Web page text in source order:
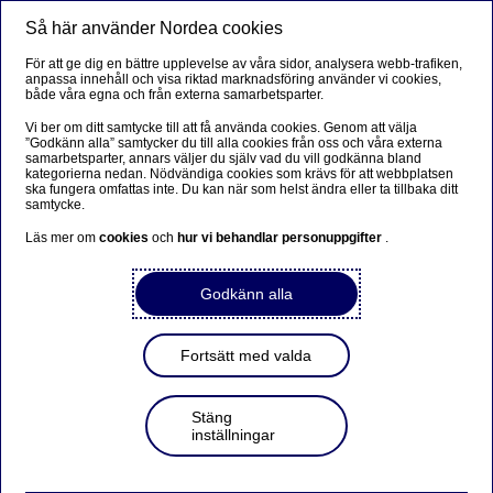
Öppna SparaSmart
Börja spara i SparaSmart
Spara långsiktigt med SparaSmart.
Öppna SparaSmart
Börja pensionsspara
Så här använder Nordea cookies
För att ge dig en bättre upplevelse av våra sidor, analysera webb-trafiken,
anpassa innehåll och visa riktad marknadsföring använder vi cookies,
både våra egna och från externa samarbetsparter.
Vi ber om ditt samtycke till att få använda cookies. Genom att välja
”Godkänn alla” samtycker du till alla cookies från oss och våra externa
samarbetsparter, annars väljer du själv vad du vill godkänna bland
kategorierna nedan. Nödvändiga cookies som krävs för att webbplatsen
ska fungera omfattas inte. Du kan när som helst ändra eller ta tillbaka ditt
samtycke.
Läs mer omcookiesoch hur vi behandlar personuppgifter .
Godkänn alla
Fortsätt med valda
Stäng
inställningar